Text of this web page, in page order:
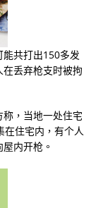
共打出150多发
丢弃枪支时被拘
，当地一处住宅
在住宅内，有个人
内开枪。